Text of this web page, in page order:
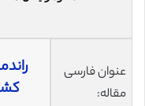
عنوان فارسی
مقاله: